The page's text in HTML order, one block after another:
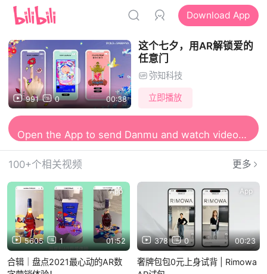
Download App
991 0 00:38
这个七夕，用AR解锁爱的
任意门
弥知科技
立即播放
Open the App to watch more Amazing videos
100+个相关视频 更多
5605 1 01:52
App
合辑｜盘点2021最心动的AR数
378 0 00:23
App
奢牌包包0元上身试背 | Rimowa